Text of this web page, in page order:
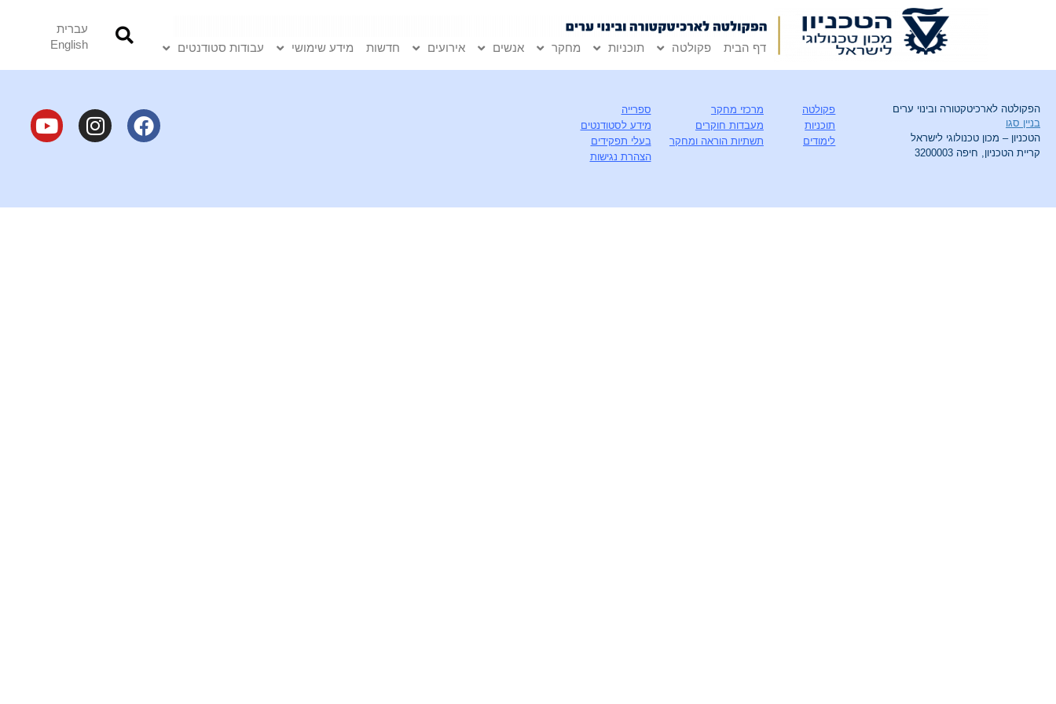
דף הבית פקולטה תוכניות מחקר אנשים אירועים חדשות מידע שימושי עבודות סטודנטים
עברית
English
הפקולטה לארכיטקטורה ובינוי ערים
בניין סגו
הטכניון – מכון טכנולוגי לישראל
קריית הטכניון, חיפה 3200003
פקולטה
תוכניות
לימודים
מרכזי מחקר
מעבדות חוקרים
תשתיות הוראה ומחקר
ספרייה
מידע לסטודנטים
בעלי תפקידים
הצהרת נגישות